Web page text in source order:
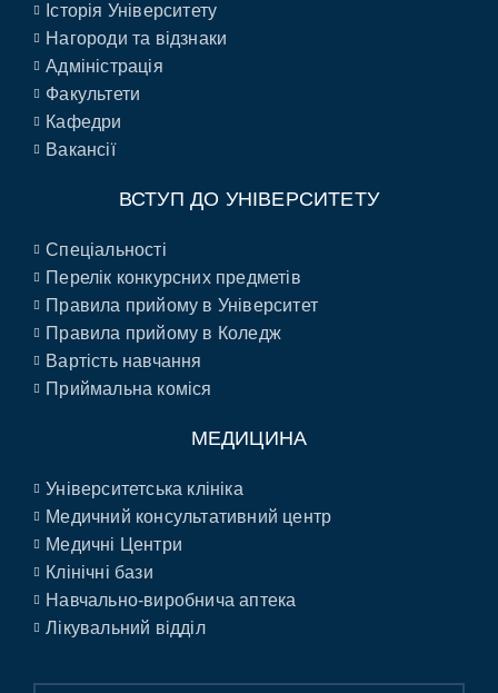
Історія Університету
Нагороди та відзнаки
Адміністрація
Факультети
Кафедри
Вакансії
ВСТУП ДО УНІВЕРСИТЕТУ
Спеціальності
Перелік конкурсних предметів
Правила прийому в Університет
Правила прийому в Коледж
Вартість навчання
Приймальна коміся
МЕДИЦИНА
Університетська клініка
Медичний консультативний центр
Медичні Центри
Клінічні бази
Навчально-виробнича аптека
Лікувальний відділ